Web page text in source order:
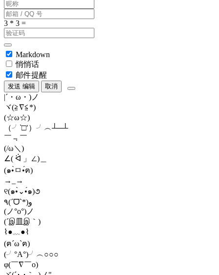
Markdown
悄悄话
邮件提醒
发送 编辑 取消
|´・ω・)ノ
ヾ(≧∇≦*)ゝ
(☆ω☆)
（╯‵□′）╯︵┴─┴
￣﹃￣
(/ω＼)
∠( ᐛ 」∠)＿
(๑•̀ㅁ•́ฅ)
→_→
୧(๑•̀⌄•́๑)૭
٩(ˊᗜˋ*)و
(ノ°ο°)ノ
(´இ皿இ｀)
⌇●﹏●⌇
(ฅ´ω`ฅ)
(╯°A°)╯︵○○○
φ(￣∇￣o)